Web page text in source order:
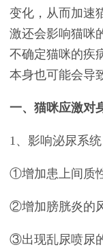
变化，从而加速
激还会影响猫咪
不确定猫咪的疾
本身也可能会导
一、猫咪应激对
1、影响泌尿系统
①增加患上间质
②增加膀胱炎的
③出现乱尿喷尿